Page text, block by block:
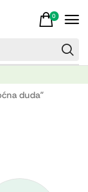
0
duda”